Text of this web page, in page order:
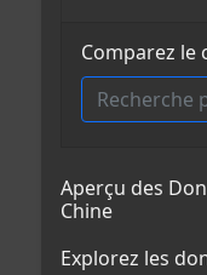
Comparez le
Aperçu des
Chine
Explorez les